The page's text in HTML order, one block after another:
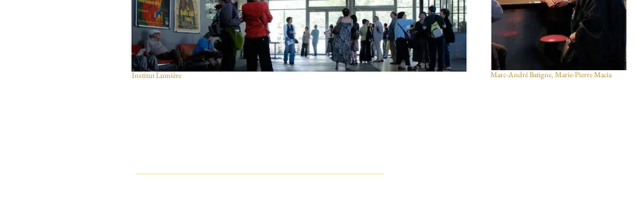
Marc-André Batigne, Marie-Pierre Macia
Institut Lumière